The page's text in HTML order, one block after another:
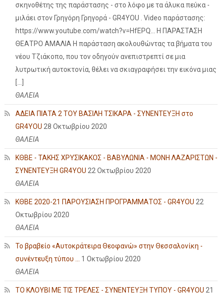
σκηνοθέτης της παράστασης - στο λόφο με τα άλυκα πεύκα -
μιλάει στον Γρηγόρη Γρηγορά - GR4YOU . Video παράστασης:
https://www.youtube.com/watch?v=HfEPQ... Η ΠΑΡΑΣΤΑΣΗ
ΘΕΑΤΡΟ ΑΜΑΛΙΑ Η παράσταση ακολουθώντας τα βήματα του
νέου Τζιάκοπο, που τον οδηγούν ανεπιστρεπτί σε μια
λυτρωτική αυτοκτονία, θέλει να σκιαγραφήσει την εικόνα μιας
ΘΑΛΕΙΑ
ΑΔΕΙΑ ΠΙΑΤΑ 2 ΤΟΥ ΒΑΣΙΛΗ ΤΣΙΚΑΡΑ - ΣΥΝΕΝΤΕΥΞΗ στο
GR4YOU 28 Οκτωβρίου 2020
ΘΑΛΕΙΑ
ΚΘΒΕ - ΤΑΚΗΣ ΧΡΥΣΙΚΑΚΟΣ - ΒΑΒΥΛΩΝΙΑ - ΜΟΝΗ ΛΑΖΑΡΙΣΤΩΝ -
ΣΥΝΕΝΤΕΥΞΗ GR4YOU 22 Οκτωβρίου 2020
ΘΑΛΕΙΑ
ΚΘΒΕ 2020-21 ΠΑΡΟΥΣΙΑΣΗ ΠΡΟΓΡΑΜΜΑΤΟΣ - GR4YOU 22
Οκτωβρίου 2020
ΘΑΛΕΙΑ
Το βραβείο «Αυτοκράτειρα Θεοφανώ» στην Θεσσαλονίκη -
συνέντευξη τύπου ...
1 Οκτωβρίου 2020
ΘΑΛΕΙΑ
ΤΟ ΚΛΟΥΒΙ ΜΕ ΤΙΣ ΤΡΕΛΕΣ - ΣΥΝΕΝΤΕΥΞΗ ΤΥΠΟΥ - GR4YOU 21